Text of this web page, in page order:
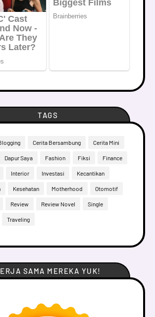
TAGS
Cerita Bersambung Cerita Mini
Dapur Saya Fashion Fiksi Finance
Interior Investasi Kecantikan
Kesehatan Motherhood Otomotif
Review Review Novel Single
Traveling
SAMA MEREKA YUK!